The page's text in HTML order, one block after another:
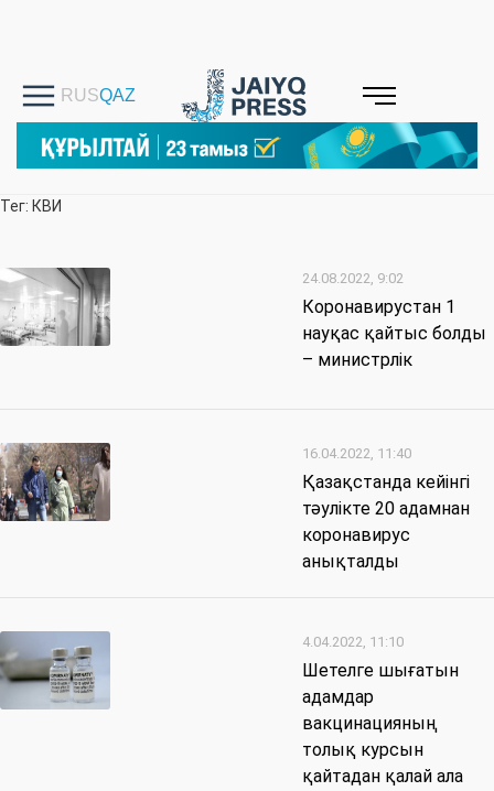
Тег: КВИ
24.08.2022, 9:02
Коронавирустан 1
науқас қайтыс болды
– министрлік
16.04.2022, 11:40
Қазақстанда кейінгі
тәулікте 20 адамнан
коронавирус
анықталды
4.04.2022, 11:10
Шетелге шығатын
адамдар
вакцинацияның
толық курсын
қайтадан қалай ала